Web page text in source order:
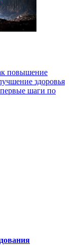
повышение
здоровья
первые шаги по